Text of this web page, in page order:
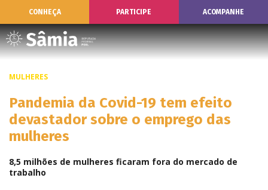
CONHEÇA PARTICIPE ACOMPANHE
MULHERES
Pandemia da Covid-19 tem efeito
devastador sobre o emprego das
mulheres
8,5 milhões de mulheres ficaram fora do mercado de
trabalho